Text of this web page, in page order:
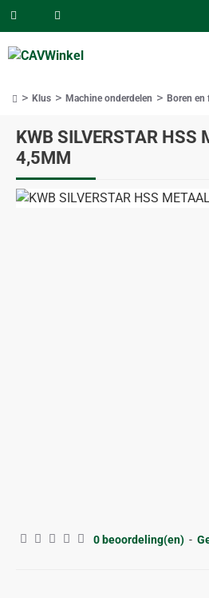
KWB SILVERSTAR HSS
4,5MM
Klus Machine onderdelen Boren en
0 beoordeling(en) -